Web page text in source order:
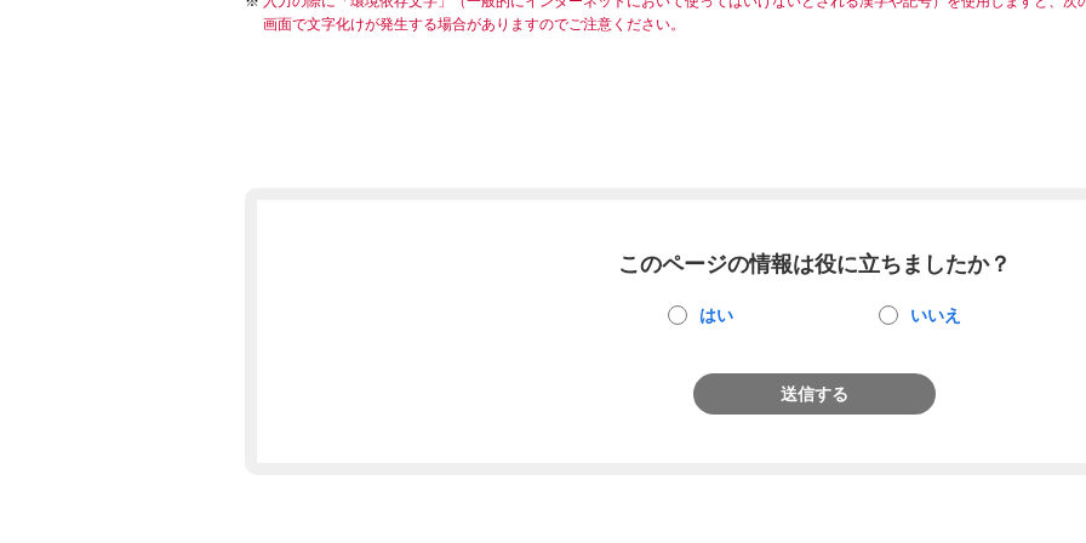
画面で文字化けが発生する場合がありますのでご注意ください。
このページの情報は役に立ちましたか？
はい いいえ
送信する